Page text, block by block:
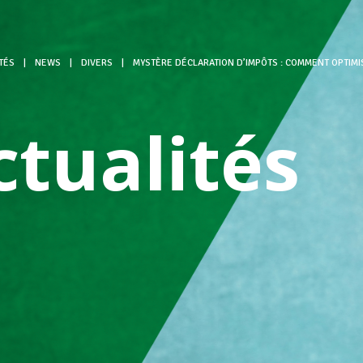
NEWS DIVERS MYSTÈRE DÉCLARATION D’IMPÔTS : COMMENT